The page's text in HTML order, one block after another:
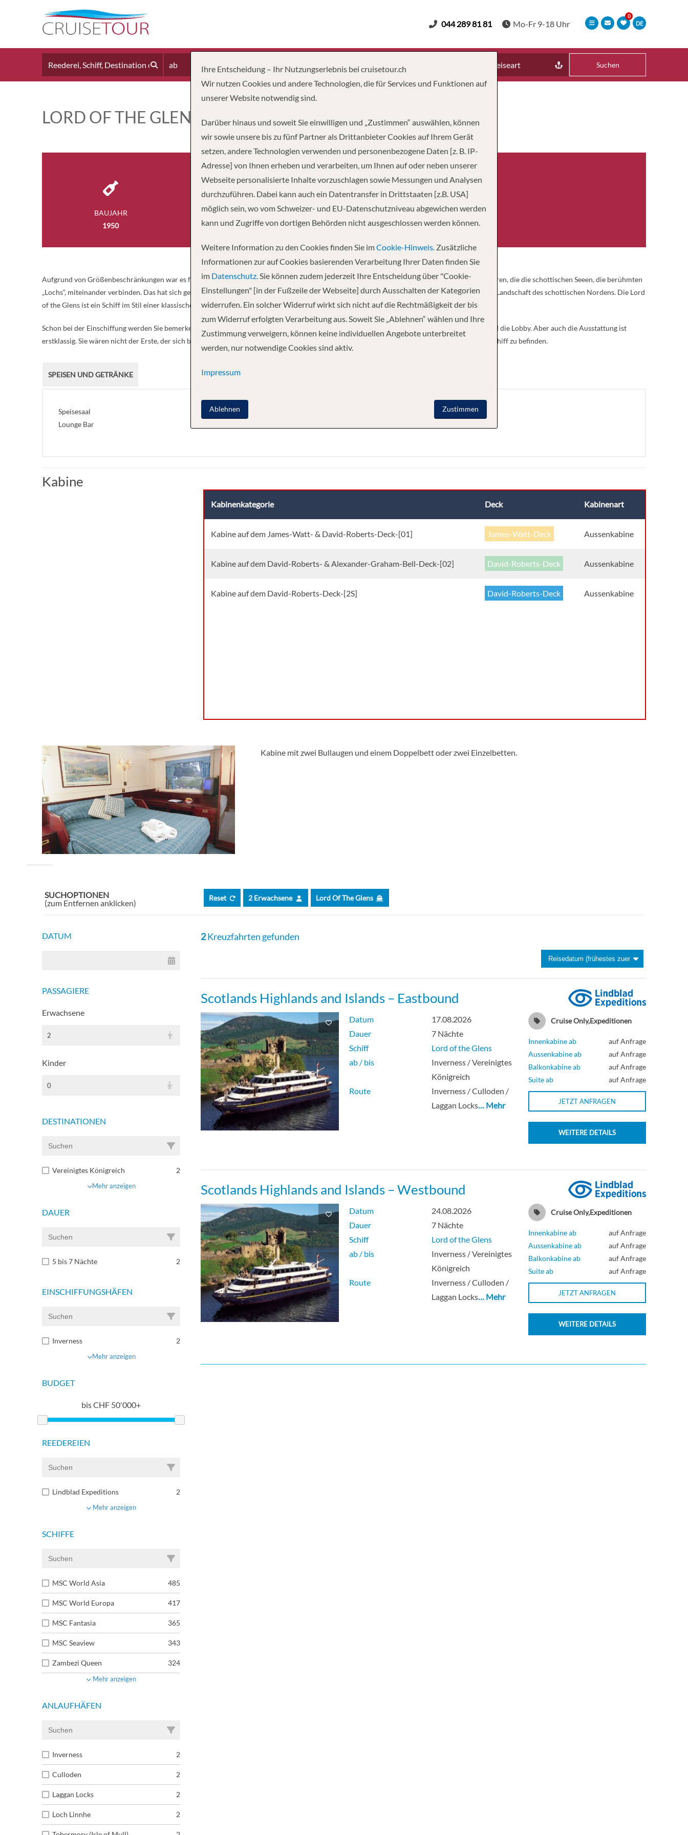
DE
044 289 81 81 Mo-Fr 9-18 Uhr
ab Erwachsene Kinder Reiseart Suchen
LORD OF THE GLENS
BAUJAHR
1950
LÄNGE
150 FUSS
PASSAGIERE
48
Aufgrund von Größenbeschränkungen war es für Schiffe bis vor kurzem nicht möglich, jene pittoresken Binnengewässer der Highlands zu befahren, die die schottischen Seeen, die berühmten
„Lochs“, miteinander verbinden. Das hat sich geändert: Genießen Sie jetzt auf der Lord of the Glens eine spektakuläre Fahrt durch die großartige Landschaft des schottischen Nordens. Die Lord
of the Glens ist ein Schiff im Stil einer klassischen Luxusyacht, auf der 54 Passagiere bequem Platz finden.
Schon bei der Einschiffung werden Sie bemerken, auf welch einzigartigem Schiff Sie sind. Herrliches Mahagoni-Holz ziert etwa die Rezeption und die Lobby. Aber auch die Ausstattung ist
erstklassig. Sie wären nicht der Erste, der sich bei dem Gedanken ertappt, sich auf einem stattlichen Landsitz, und nicht auf einem Fünf-Sterne-Schiff zu befinden.
SPEISEN UND GETRÄNKE
Speisesaal
Lounge Bar
Kabine
Kabinenkategorie Deck Kabinenart
Kabine auf dem James-Watt- & David-Roberts-Deck-[01] James-Watt-Deck Aussenkabine
Kabine auf dem David-Roberts- & Alexander-Graham-Bell-Deck-[02] David-Roberts-Deck Aussenkabine
Kabine auf dem David-Roberts-Deck-[2S] David-Roberts-Deck Aussenkabine
Kabine mit zwei Bullaugen und einem Doppelbett oder zwei Einzelbetten.
SUCHOPTIONEN
(zum Entfernen anklicken)
Reset 2 Erwachsene Lord Of The Glens
DATUM
PASSAGIERE
Erwachsene
2
Kinder
0
DESTINATIONEN
Vereinigtes Königreich 2
Mehr anzeigen
DAUER
5 bis 7 Nächte 2
EINSCHIFFUNGSHÄFEN
Inverness 2
Mehr anzeigen
BUDGET
bisCHF 50'000+
REEDEREIEN
Lindblad Expeditions 2
Mehr anzeigen
SCHIFFE
MSC World Asia 485
MSC World Europa 417
MSC Fantasia 365
MSC Seaview 343
Zambezi Queen 324
Mehr anzeigen
ANLAUFHÄFEN
Inverness 2
Culloden 2
Laggan Locks 2
Loch Linnhe 2
2Kreuzfahrten gefunden
Scotlands Highlands and Islands – Eastbound
Datum
17.08.2026
Dauer
7 Nächte
Schiff
Lord of the Glens
ab / bis
Inverness / Vereinigtes
Königreich
Route
Inverness / Culloden /
Laggan Locks… Mehr
Cruise Only,Expeditionen
Innenkabine ab
auf Anfrage
Aussenkabine ab
auf Anfrage
Balkonkabine ab
auf Anfrage
Suite ab
auf Anfrage
JETZT ANFRAGEN
WEITERE DETAILS
Scotlands Highlands and Islands – Westbound
Datum
24.08.2026
Dauer
7 Nächte
Schiff
Lord of the Glens
ab / bis
Inverness / Vereinigtes
Königreich
Route
Inverness / Culloden /
Laggan Locks… Mehr
Cruise Only,Expeditionen
Innenkabine ab
auf Anfrage
Aussenkabine ab
auf Anfrage
Balkonkabine ab
auf Anfrage
Suite ab
auf Anfrage
JETZT ANFRAGEN
WEITERE DETAILS
Ihre Entscheidung – Ihr Nutzungserlebnis bei cruisetour.ch
Wir nutzen Cookies und andere Technologien, die für Services und Funktionen auf
unserer Website notwendig sind.
Darüber hinaus und soweit Sie einwilligen und „Zustimmen“ auswählen, können
wir sowie unsere bis zu fünf Partner als Drittanbieter Cookies auf Ihrem Gerät
setzen, andere Technologien verwenden und personenbezogene Daten [z. B. IP-
Adresse] von Ihnen erheben und verarbeiten, um Ihnen auf oder neben unserer
Webseite personalisierte Inhalte vorzuschlagen sowie Messungen und Analysen
durchzuführen. Dabei kann auch ein Datentransfer in Drittstaaten [z.B. USA]
möglich sein, wo vom Schweizer- und EU-Datenschutzniveau abgewichen werden
kann und Zugriffe von dortigen Behörden nicht ausgeschlossen werden können.
Weitere Information zu den Cookies finden Sie imCookie-Hinweis. Zusätzliche
Informationen zur auf Cookies basierenden Verarbeitung Ihrer Daten finden Sie
im Datenschutz.Sie können zudem jederzeit Ihre Entscheidung über "Cookie-
Einstellungen" [in der Fußzeile der Webseite] durch Ausschalten der Kategorien
widerrufen. Ein solcher Widerruf wirkt sich nicht auf die Rechtmäßigkeit der bis
zum Widerruf erfolgten Verarbeitung aus. Soweit Sie „Ablehnen“ wählen und Ihre
Zustimmung verweigern, können keine individuellen Angebote unterbreitet
werden, nur notwendige Cookies sind aktiv.
Impressum
Zustimmen
Ablehnen